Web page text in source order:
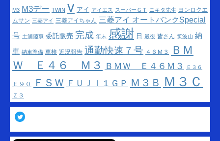
M3 M3デー TWIN v アイ アイエス スーパーＧＴ ニキタ先生 ヨンロクエ
ムサン 三菱アイ 三菱アイちゃん 三菱アイ オートバンクSpecial
号 土浦陸事 委託販売 完成 年末 感謝 日 最後 皆さん 筑波山 納
車 納車準備 車検 近況報告 通勤快速７号 ４６Ｍ３
ＢＭ
Ｗ Ｅ４６ Ｍ３
ＢＭＷ Ｅ４６Ｍ３ Ｅ３６
Ｅ９０ ＦＳＷ ＦＵＪＩ１ＧＰ Ｍ３Ｂ Ｍ３Ｃ
Ｚ３
Twitter